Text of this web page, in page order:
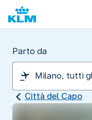
Parto da
Città del Capo